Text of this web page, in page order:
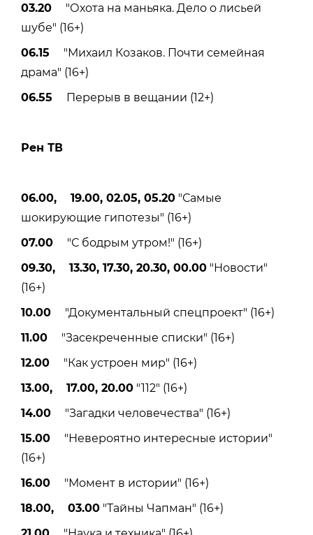
03.20 "Охота на маньяка. Дело о лисьей
шубе" (16+)
06.15 "Михаил Козаков. Почти семейная
драма" (16+)
06.55 Перерыв в вещании (12+)
Рен ТВ
06.00, 19.00, 02.05, 05.20 "Самые
шокирующие гипотезы" (16+)
07.00 "С бодрым утром!" (16+)
09.30, 13.30, 17.30, 20.30, 00.00 "Новости"
(16+)
10.00 "Документальный спецпроект" (16+)
11.00 "Засекреченные списки" (16+)
12.00 "Как устроен мир" (16+)
13.00, 17.00, 20.00 "112" (16+)
14.00 "Загадки человечества" (16+)
15.00 "Невероятно интересные истории"
(16+)
16.00 "Момент в истории" (16+)
18.00, 03.00 "Тайны Чапман" (16+)